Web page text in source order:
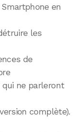
en
les
de
ne parleront
complète).